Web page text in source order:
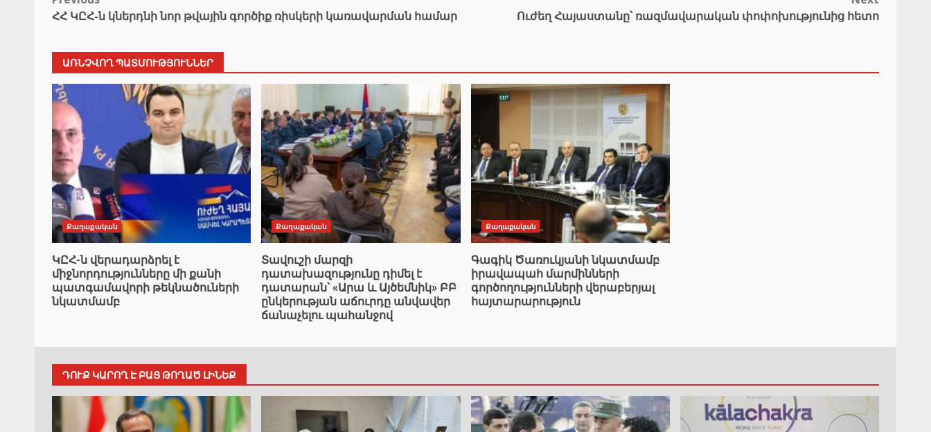
navigation
ՀՀ ԿԸՀ-ն կներդնի նոր թվային գործիք ռիսկերի կառավարման համար
Ուժեղ Հայաստանը՝ ռազմավարական փոփոխությունից հետո
ԱՌՆՉՎՈՂ ՊԱՏՄՈՒԹՅՈՒՆՆԵՐ
Քաղաքական
ԿԸՀ-ն վերադարձրել է
միջնորդությունները մի քանի
պատգամավորի թեկնածուների
նկատմամբ
Քաղաքական
Տավուշի մարզի
դատախազությունը դիմել է
դատարան՝ «Արա և Այծեմնիկ» ԲԲ
ընկերության աճուրդը անվավեր
ճանաչելու պահանջով
Քաղաքական
Գագիկ Ծառուկյանի նկատմամբ
իրավապահ մարմինների
գործողությունների վերաբերյալ
հայտարարություն
ԴՈՒՔ ԿԱՐՈՂ Է ԲԱՑ ԹՈՂԱԾ ԼԻՆԵՔ